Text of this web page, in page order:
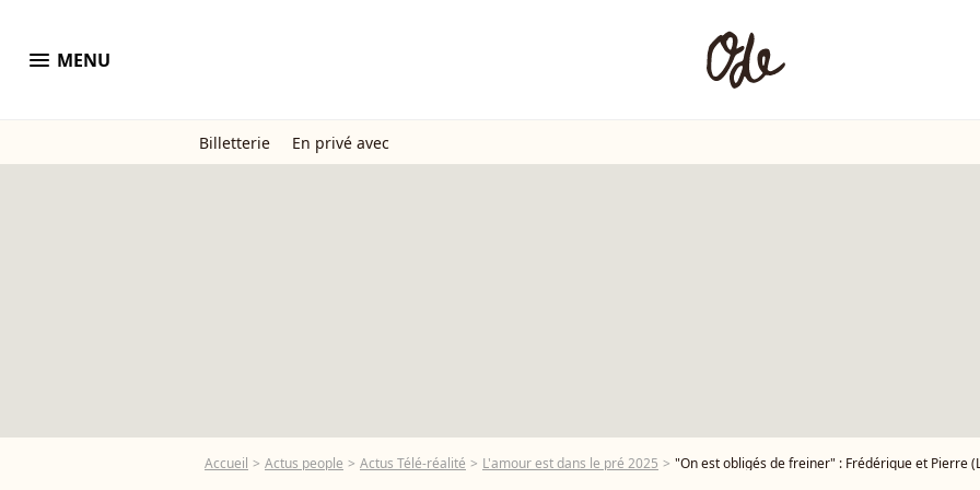
menu MENU
Billetterie En privé avec
Accueil Actus people Actus Télé-réalité L'amour est dans le pré 2025 "On est obligés de freiner" : Frédérique et Pierre (L'amour est dans le pré)